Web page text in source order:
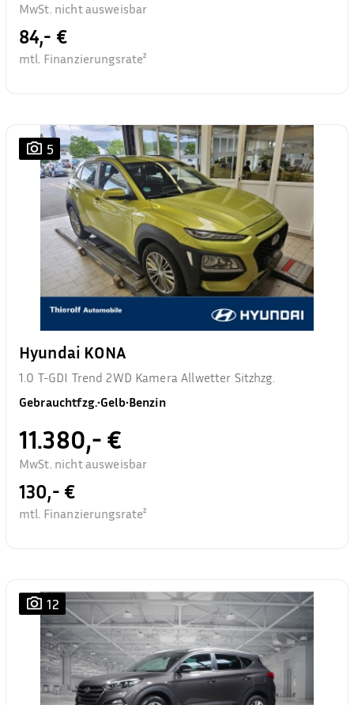
MwSt. nicht ausweisbar
84,- €
mtl. Finanzierungsrate²
5
Hyundai KONA
1.0 T-GDI Trend 2WD Kamera Allwetter Sitzhzg.
Gebrauchtfzg.•Gelb•Benzin
11.380,- €
MwSt. nicht ausweisbar
130,- €
mtl. Finanzierungsrate²
12